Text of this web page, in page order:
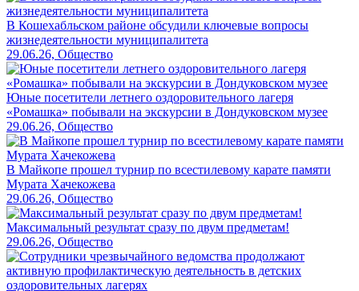
В Кошехабльском районе обсудили ключевые вопросы
жизнедеятельности муниципалитета
29.06.26, Общество
Юные посетители летнего оздоровительного лагеря
«Ромашка» побывали на экскурсии в Дондуковском музее
29.06.26, Общество
В Майкопе прошел турнир по всестилевому карате памяти
Мурата Хачекожева
29.06.26, Общество
Максимальный результат сразу по двум предметам!
29.06.26, Общество